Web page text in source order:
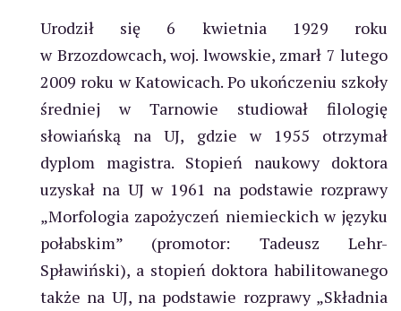
Urodził się 6 kwietnia 1929 roku
w Brzozdowcach, woj. lwowskie, zmarł 7 lutego
2009 roku w Katowicach. Po ukończeniu szkoły
średniej w Tarnowie studiował filologię
słowiańską na UJ, gdzie w 1955 otrzymał
dyplom magistra. Stopień naukowy doktora
uzyskał na UJ w 1961 na podstawie rozprawy
„Morfologia zapożyczeń niemieckich w języku
połabskim” (promotor: Tadeusz Lehr-
Spławiński), a stopień doktora habilitowanego
także na UJ, na podstawie rozprawy „Składnia